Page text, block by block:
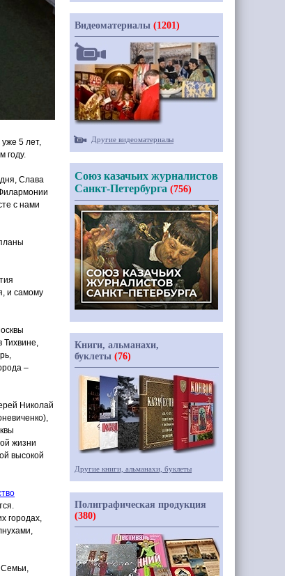
5 лет,
году.
, Слава
с нами
и самому
Тихвине,
–
Николай
),
жизни
высокой
городах,
Семьи,
Видеоматериалы (1201)
Другие видеоматериалы
Союз казачьих журналистов
Санкт-Петербурга (756)
Книги, альманахи,
буклеты (76)
Другие книги, альманахи, буклеты
Полиграфическая продукция
(380)